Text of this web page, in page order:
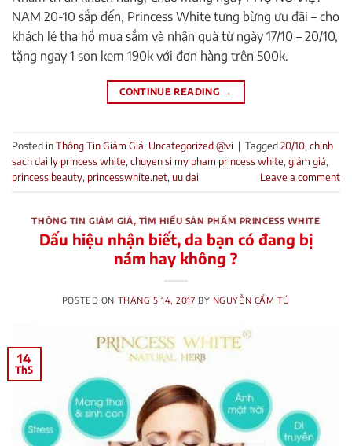
NAM 20-10 sắp đến, Princess White tưng bừng ưu đãi – cho
khách lẻ tha hồ mua sắm và nhận quà từ ngày 17/10 – 20/10,
tặng ngay 1 son kem 190k với đơn hàng trên 500k.
CONTINUE READING →
Posted inThông Tin Giảm Giá, Uncategorized @vi | Tagged20/10,chinh
sach dai ly princess white,chuyen si my pham princess white,giảm giá,
princess beauty, princesswhite.net,uu dai Leave a comment
THÔNG TIN GIẢM GIÁ, TÌM HIỂU SẢN PHẨM PRINCESS WHITE
Dấu hiệu nhận biết, da bạn có đang bị
nám hay không ?
POSTED ON THÁNG 5 14, 2017 BY NGUYỄN CẨM TÚ
14
Th5